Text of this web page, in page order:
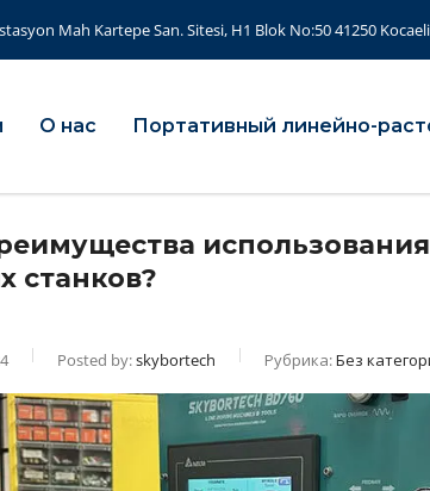
Mah Kartepe San. Sitesi, H1 Blok No:50 41250 Kocaeli
О нас Портативный линейно-
станков?
Posted by:skybortech Рубрика:Без